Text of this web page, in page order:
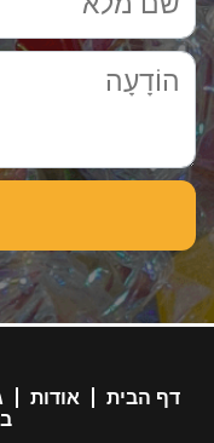
דף הבית אודות